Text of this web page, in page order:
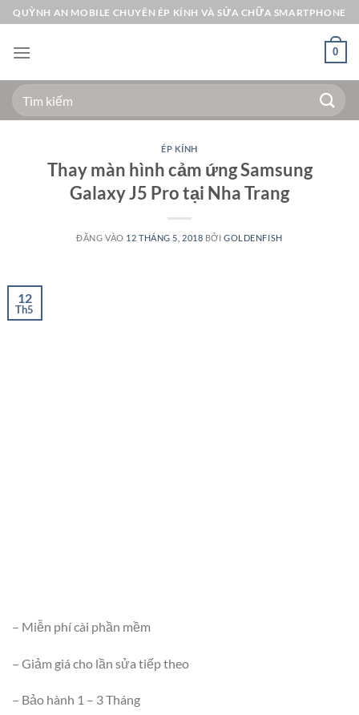
Bỏ
qua
nội
QUỲNH AN MOBILE CHUYÊN ÉP KÍNH VÀ SỬA CHỮA SMARTPHONE
0
Tìm
kiếm:
ÉP KÍNH
Thay màn hình cảm ứng Samsung
Galaxy J5 Pro tại Nha Trang
ĐĂNG VÀO 12 THÁNG 5, 2018 BỞIGOLDENFISH
12
Th5
– Miễn phí cài phần mềm
– Giảm giá cho lần sửa tiếp theo
– Bảo hành 1 – 3 Tháng